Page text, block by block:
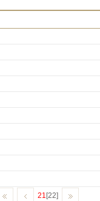
21 [22]